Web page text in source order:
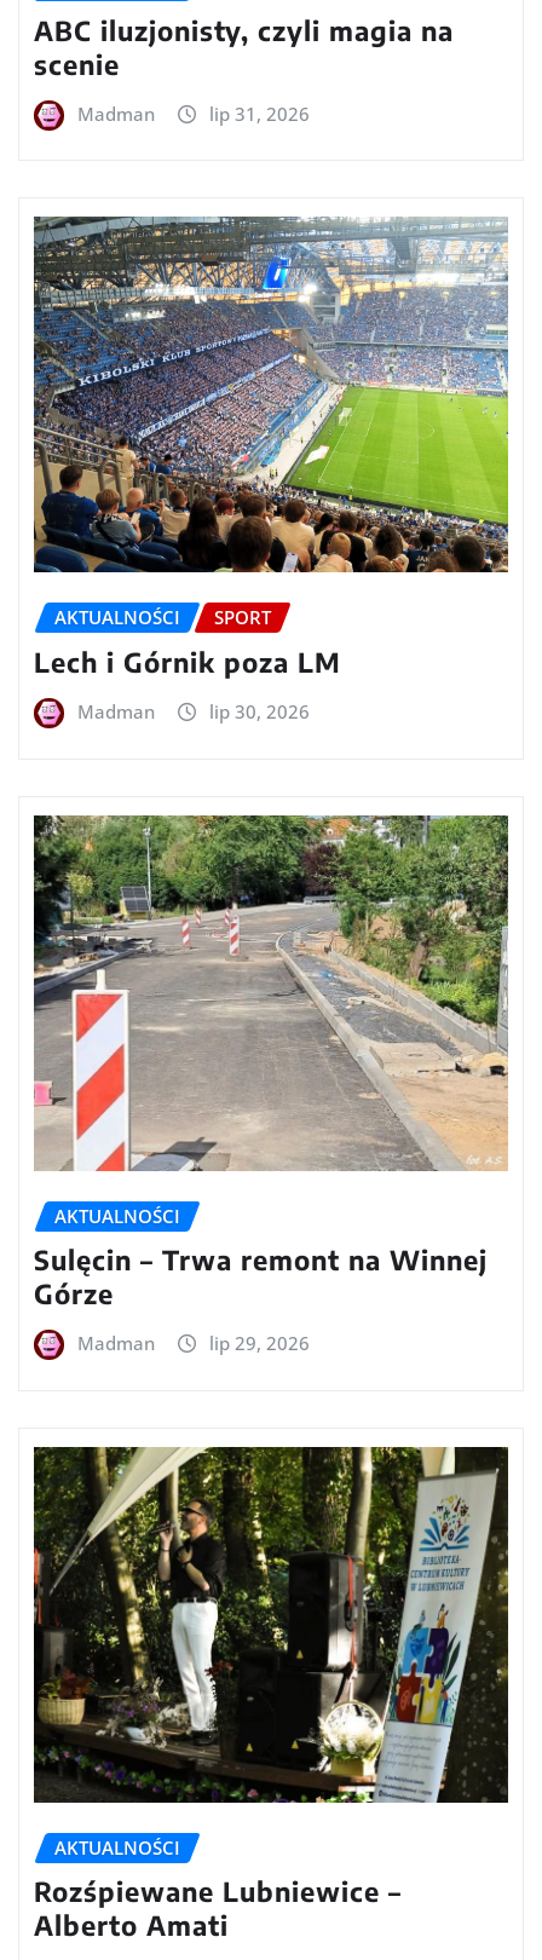
ABC iluzjonisty, czyli magia na
scenie
Madman lip 31, 2026
AKTUALNOŚCI SPORT
Lech i Górnik poza LM
Madman lip 30, 2026
AKTUALNOŚCI
Sulęcin – Trwa remont na Winnej
Górze
Madman lip 29, 2026
AKTUALNOŚCI
Rozśpiewane Lubniewice –
Alberto Amati